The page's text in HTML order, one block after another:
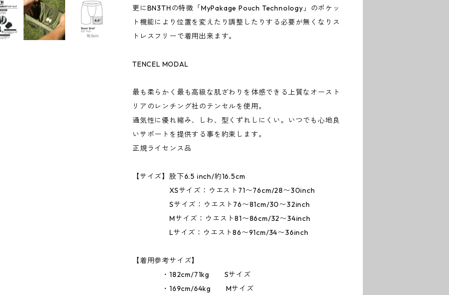
更にBN3THの特徴「MyPakage Pouch Technology」のポケッ
ト機能により位置を変えたり調整したりする必要が無くなりス
トレスフリーで着用出来ます。
TENCEL MODAL
最も柔らかく最も高級な肌ざわりを体感できる上質なオースト
リアのレンチング社のテンセルを使用。
通気性に優れ縮み、しわ、型くずれしにくい。いつでも心地良
いサポートを提供する事を約束します。
正規ライセンス品
【サイズ】股下6.5 inch/約16.5cm
XSサイズ：ウエスト71〜76cm/28〜30inch
Sサイズ：ウエスト76〜81cm/30〜32inch
Mサイズ：ウエスト81〜86cm/32〜34inch
Lサイズ：ウエスト86〜91cm/34〜36inch
【着用参考サイズ】
・182cm/71kg Sサイズ
・169cm/64kg Mサイズ